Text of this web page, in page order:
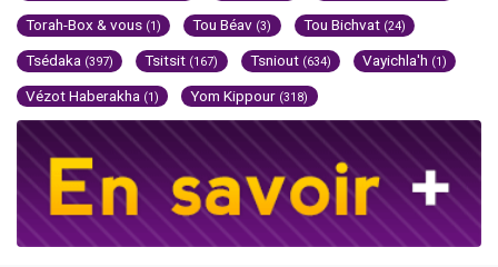
Torah-Box & vous (1) Tou Béav (3) Tou Bichvat (24)
Tsédaka (397) Tsitsit (167) Tsniout (634) Vayichla'h (1)
Vézot Haberakha (1) Yom Kippour (318)